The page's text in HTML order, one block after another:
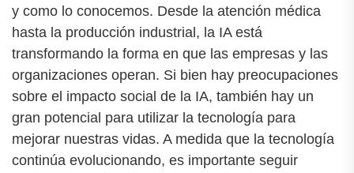
y como lo conocemos. Desde la atención médica
hasta la producción industrial, la IA está
transformando la forma en que las empresas y las
organizaciones operan. Si bien hay preocupaciones
sobre el impacto social de la IA, también hay un
gran potencial para utilizar la tecnología para
mejorar nuestras vidas. A medida que la tecnología
continúa evolucionando, es importante seguir